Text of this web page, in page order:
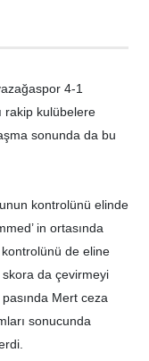
4-1
rakip kulübelere
sonunda da bu
kontrolünü elinde
in ortasında
de eline
da çevirmeyi
Mert ceza
sonucunda